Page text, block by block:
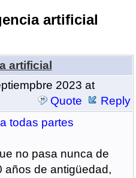
artificial
artificial
2023 at
Quote
Reply
todas partes
no pasa nunca de
años de antigüedad,